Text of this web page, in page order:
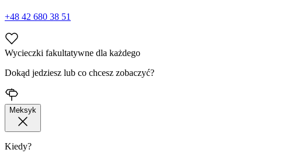
+48 42 680 38 51
Wycieczki fakultatywne dla każdego
Dokąd jedziesz lub co chcesz zobaczyć?
Meksyk
Kiedy?